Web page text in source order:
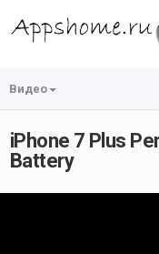
Видео
iPhone 7 Plus
Battery